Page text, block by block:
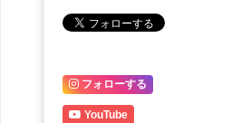
フォローする
YouTube